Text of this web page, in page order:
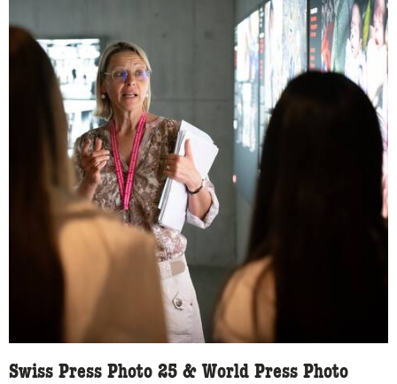
Swiss Press Photo 25 & World Press Photo